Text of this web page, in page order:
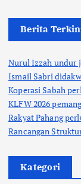
Berita
Nurul Izzah undur
Ismail Sabri
Koperasi Sabah
KLFW 2026
Rakyat Pahang
Rancangan
Kategori